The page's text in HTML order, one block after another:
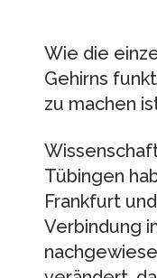
Wie die
Gehirns
zu machen
Tübingen
Frankfurt
Verbindung